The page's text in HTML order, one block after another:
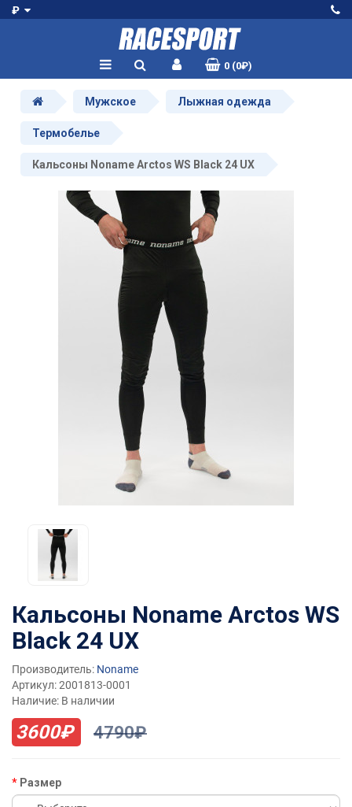
₽
0 (0₽)
Мужское Лыжная одежда
Термобелье
Кальсоны Noname Arctos WS Black 24 UX
Кальсоны Noname Arctos WS
Black 24 UX
Производитель: Noname
Артикул: 2001813-0001
Наличие: В наличии
3600₽ 4790₽
Размер